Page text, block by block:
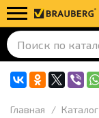
Главная Каталог